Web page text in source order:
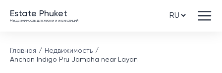
Estate Phuket
Недвижимость для жизни и инвестиций
Главная
Недвижимость
Anchan Indigo Pru Jampha near Layan